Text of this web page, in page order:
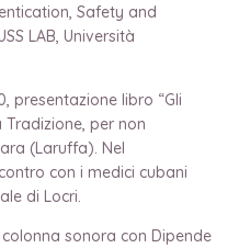
Safety and
LAB, Università
presentazione libro “Gli
Tradizione, per non
(Laruffa). Nel
con i medici cubani
di Locri.
sonora con Dipende